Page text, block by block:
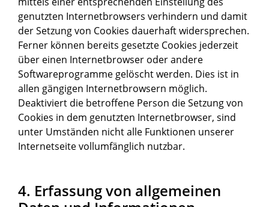
genutzten Internetbrowsers verhindern und damit
der Setzung von Cookies dauerhaft widersprechen.
Ferner können bereits gesetzte Cookies jederzeit
über einen Internetbrowser oder andere
Softwareprogramme gelöscht werden. Dies ist in
allen gängigen Internetbrowsern möglich.
Deaktiviert die betroffene Person die Setzung von
Cookies in dem genutzten Internetbrowser, sind
unter Umständen nicht alle Funktionen unserer
Internetseite vollumfänglich nutzbar.
4. Erfassung von allgemeinen